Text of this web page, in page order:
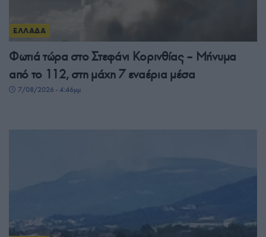
ΕΛΛΑΔΑ
Φωτιά τώρα στο Στεφάνι Κορινθίας – Μήνυμα
από το 112, στη μάχη 7 εναέρια μέσα
7/08/2026 - 4:46μμ